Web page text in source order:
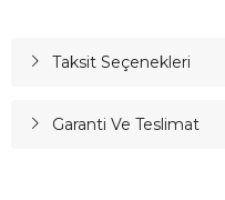
Taksit Seçenekleri
Garanti Ve Teslimat